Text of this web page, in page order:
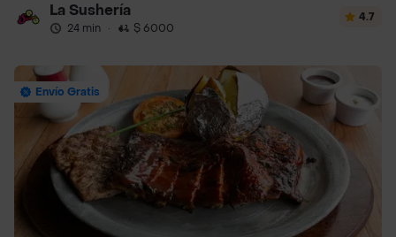
La Sushería
24 min · $ 6000
4.7
Envío Gratis